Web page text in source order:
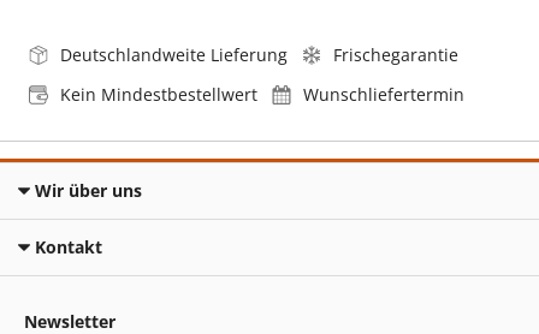
Deutschlandweite Lieferung
Frischegarantie
Kein Mindestbestellwert
Wunschliefertermin
Wir über uns
Kontakt
Newsletter